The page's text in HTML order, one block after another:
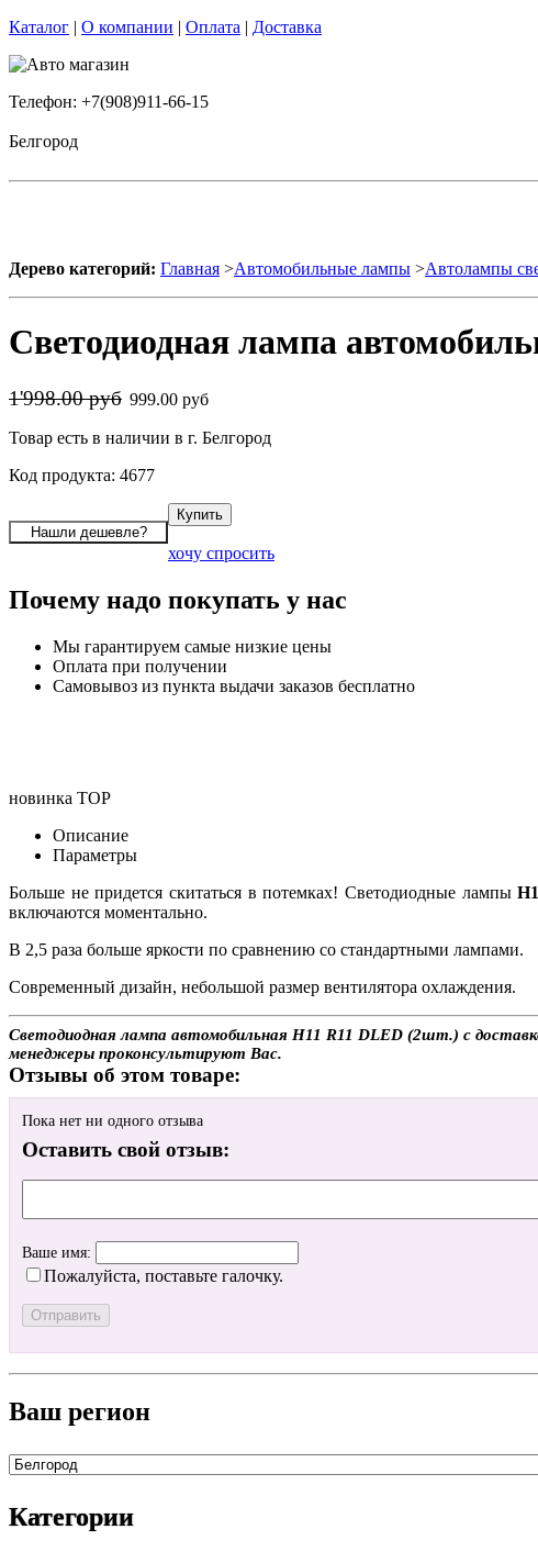
Каталог | О компании | Оплата | Доставка
Телефон: +7(908)911-66-15
Белгород
Дерево категорий: Главная >Автомобильные лампы >Автолампы
Светодиодная лампа
1'998.00 руб 999.00 руб
Товар есть в наличии в г. Белгород
Код продукта: 4677
хочу спросить
Почему надо покупать у нас
Мы гарантируем самые низкие цены
Оплата при получении
Самовывоз из пункта выдачи заказов бесплатно
новинка TOP
Описание
Параметры
Больше не придется скитаться в потемках! Светодиодные лампы
включаются моментально.
В 2,5 раза больше яркости по сравнению со стандартными лампами.
Современный дизайн, небольшой размер вентилятора охлаждения.
Светодиодная лампа автомобильная H11 R11 DLED (2шт.) с
менеджеры проконсультируют Вас.
Отзывы об этом товаре:
Пока нет ни одного отзыва
Оставить свой отзыв:
Ваше имя:
Пожалуйста, поставьте галочку.
Ваш регион
Категории